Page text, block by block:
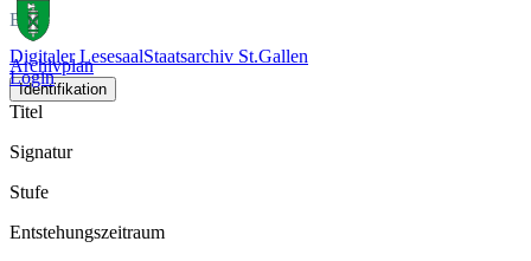
Digitaler LesesaalStaatsarchiv St.Gallen
Login
Buch
Archivplan
Identifikation
Titel
Signatur
Stufe
Entstehungszeitraum